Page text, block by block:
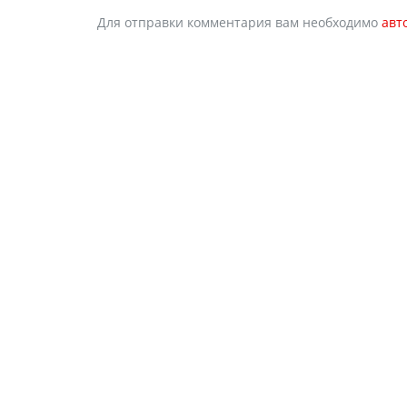
Для отправки комментария вам необходимо